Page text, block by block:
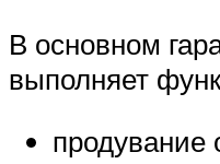
В основном
выполняет
продувание